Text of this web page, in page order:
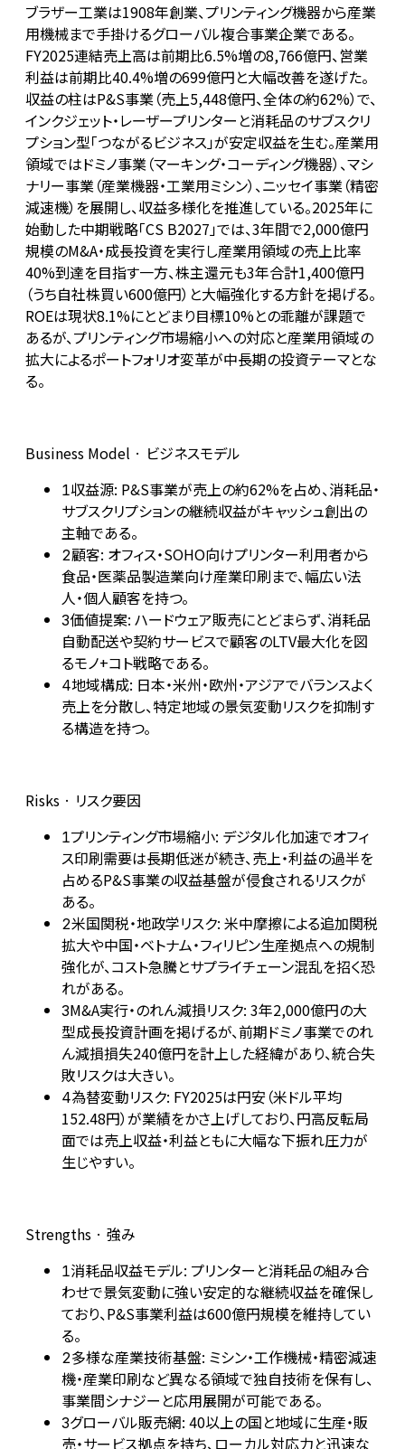
ブラザー工業は1908年創業、プリンティング機器から産業
用機械まで手掛けるグローバル複合事業企業である。
FY2025連結売上高は前期比6.5%増の8,766億円、営業
利益は前期比40.4%増の699億円と大幅改善を遂げた。
収益の柱はP&S事業（売上5,448億円、全体の約62%）で、
インクジェット・レーザープリンターと消耗品のサブスクリ
プション型「つながるビジネス」が安定収益を生む。産業用
領域ではドミノ事業（マーキング・コーディング機器）、マシ
ナリー事業（産業機器・工業用ミシン）、ニッセイ事業（精密
減速機）を展開し、収益多様化を推進している。2025年に
始動した中期戦略「CS B2027」では、3年間で2,000億円
規模のM&A・成長投資を実行し産業用領域の売上比率
40%到達を目指す一方、株主還元も3年合計1,400億円
（うち自社株買い600億円）と大幅強化する方針を掲げる。
ROEは現状8.1%にとどまり目標10%との乖離が課題で
あるが、プリンティング市場縮小への対応と産業用領域の
拡大によるポートフォリオ変革が中長期の投資テーマとな
る。
Business Model · ビジネスモデル
1収益源: P&S事業が売上の約62%を占め、消耗品・
サブスクリプションの継続収益がキャッシュ創出の
主軸である。
2顧客: オフィス・SOHO向けプリンター利用者から
食品・医薬品製造業向け産業印刷まで、幅広い法
人・個人顧客を持つ。
3価値提案: ハードウェア販売にとどまらず、消耗品
自動配送や契約サービスで顧客のLTV最大化を図
るモノ+コト戦略である。
4地域構成: 日本・米州・欧州・アジアでバランスよく
売上を分散し、特定地域の景気変動リスクを抑制す
る構造を持つ。
Risks · リスク要因
1プリンティング市場縮小: デジタル化加速でオフィ
ス印刷需要は長期低迷が続き、売上・利益の過半を
占めるP&S事業の収益基盤が侵食されるリスクが
ある。
2米国関税・地政学リスク: 米中摩擦による追加関税
拡大や中国・ベトナム・フィリピン生産拠点への規制
強化が、コスト急騰とサプライチェーン混乱を招く恐
れがある。
3M&A実行・のれん減損リスク: 3年2,000億円の大
型成長投資計画を掲げるが、前期ドミノ事業でのれ
ん減損損失240億円を計上した経緯があり、統合失
敗リスクは大きい。
4為替変動リスク: FY2025は円安（米ドル平均
152.48円）が業績をかさ上げしており、円高反転局
面では売上収益・利益ともに大幅な下振れ圧力が
生じやすい。
Strengths · 強み
1消耗品収益モデル: プリンターと消耗品の組み合
わせで景気変動に強い安定的な継続収益を確保し
ており、P&S事業利益は600億円規模を維持してい
る。
2多様な産業技術基盤: ミシン・工作機械・精密減速
機・産業印刷など異なる領域で独自技術を保有し、
事業間シナジーと応用展開が可能である。
3グローバル販売網: 40以上の国と地域に生産・販
売・サービス拠点を持ち、ローカル対応力と迅速な